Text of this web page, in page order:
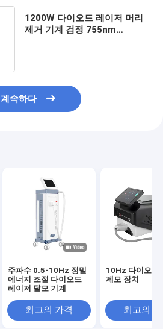
1200W 다이오드 레이저 머리
제거 기계 검정 755nm
계속하다
주파수 0.5-10Hz 정밀
에너지 조절 다이오드
레이저 탈모 기계
최고의 가격
10Hz 다이오드
제모 장치
최고의